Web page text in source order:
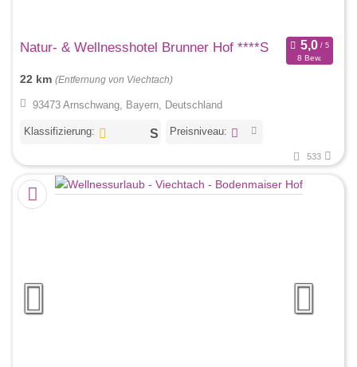
Natur- & Wellnesshotel Brunner Hof ****S
8 Bew.
22 km (Entfernung von Viechtach)
93473 Arnschwang, Bayern, Deutschland
Klassifizierung: Preisniveau:
533